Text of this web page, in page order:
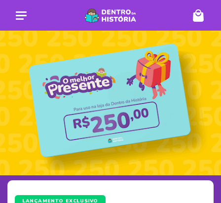
LANÇAMENTO EXCLUSIVO